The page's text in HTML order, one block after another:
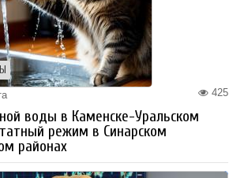
425
воды в Каменске-Уральском
режим в Синарском
районах